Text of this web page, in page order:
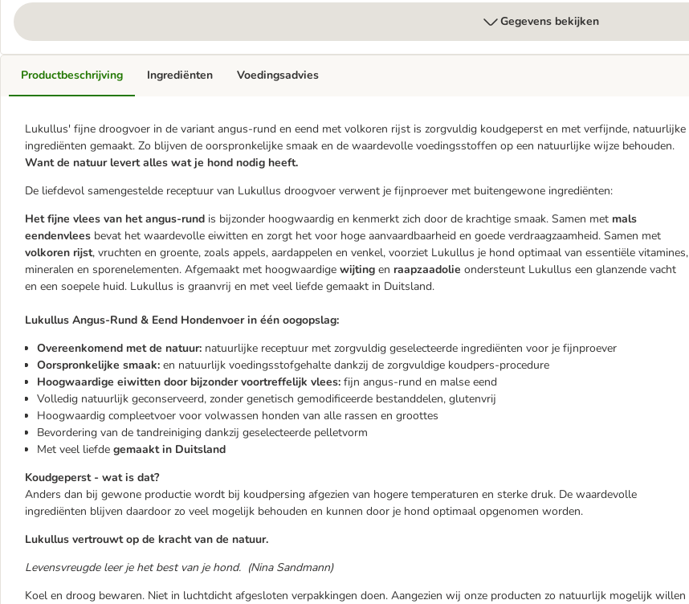
Gegevens bekijken
Productbeschrijving
Lukullus' fijne droogvoer in de variant angus-rund en eend met volkoren rijst is zorgvuldig koudgeperst en met verfijnde, natuurlijke
ingrediënten gemaakt. Zo blijven de oorspronkelijke smaak en de waardevolle voedingsstoffen op een natuurlijke wijze behouden.
Want de natuur levert alles wat je hond nodig heeft.
De liefdevol samengestelde receptuur van Lukullus droogvoer verwent je fijnproever met buitengewone ingrediënten:
Het fijne vlees van het angus-rund is bijzonder hoogwaardig en kenmerkt zich door de krachtige smaak. Samen met mals
eendenvlees bevat het waardevolle eiwitten en zorgt het voor hoge aanvaardbaarheid en goede verdraagzaamheid. Samen met
volkoren rijst, vruchten en groente, zoals appels, aardappelen en venkel, voorziet Lukullus je hond optimaal van essentiële vitamines,
mineralen en sporenelementen. Afgemaakt met hoogwaardige wijting en raapzaadolie ondersteunt Lukullus een glanzende vacht
en een soepele huid. Lukullus is graanvrij en met veel liefde gemaakt in Duitsland.
Lukullus Angus-Rund & Eend Hondenvoer in één oogopslag:
Overeenkomend met de natuur: natuurlijke receptuur met zorgvuldig geselecteerde ingrediënten voor je fijnproever
Oorspronkelijke smaak: en natuurlijk voedingsstofgehalte dankzij de zorgvuldige koudpers-procedure
Hoogwaardige eiwitten door bijzonder voortreffelijk vlees: fijn angus-rund en malse eend
Volledig natuurlijk geconserveerd, zonder genetisch gemodificeerde bestanddelen, glutenvrij
Hoogwaardig compleetvoer voor volwassen honden van alle rassen en groottes
Bevordering van de tandreiniging dankzij geselecteerde pelletvorm
Met veel liefde gemaakt in Duitsland
Koudgeperst - wat is dat?
Anders dan bij gewone productie wordt bij koudpersing afgezien van hogere temperaturen en sterke druk. De waardevolle
ingrediënten blijven daardoor zo veel mogelijk behouden en kunnen door je hond optimaal opgenomen worden.
Lukullus vertrouwt op de kracht van de natuur.
Levensvreugde leer je het best van je hond. (Nina Sandmann)
Koel en droog bewaren. Niet in luchtdicht afgesloten verpakkingen doen. Aangezien wij onze producten zo natuurlijk mogelijk willen
Ingrediënten Voedingsadvies